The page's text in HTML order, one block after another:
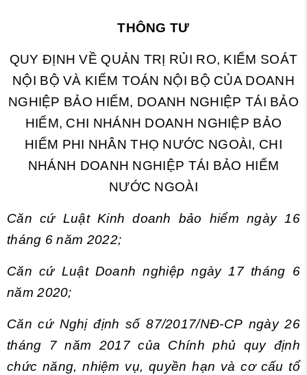
THÔNG TƯ
QUY ĐỊNH VỀ QUẢN TRỊ RỦI RO, KIỂM SOÁT
NỘI BỘ VÀ KIỂM TOÁN NỘI BỘ CỦA DOANH
NGHIỆP BẢO HIỂM, DOANH NGHIỆP TÁI BẢO
HIỂM, CHI NHÁNH DOANH NGHIỆP BẢO
HIỂM PHI NHÂN THỌ NƯỚC NGOÀI, CHI
NHÁNH DOANH NGHIỆP TÁI BẢO HIỂM
NƯỚC NGOÀI
Căn cứ Luật Kinh doanh bảo hiểm ngày 16
tháng 6 năm 2022;
Căn cứ Luật Doanh nghiệp ngày 17 tháng 6
năm 2020;
Căn cứ Nghị định số 87/2017/NĐ-CP ngày 26
tháng 7 năm 2017 của Chính phủ quy định
chức năng, nhiệm vụ, quyền hạn và cơ cấu tổ